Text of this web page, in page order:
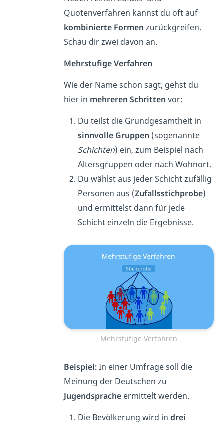
Quotenverfahren kannst du oft auf
kombinierte Formen zurückgreifen.
Schau dir zwei davon an.
Mehrstufige Verfahren
Wie der Name schon sagt, gehst du
hier in mehreren Schritten vor:
Du teilst die Grundgesamtheit in
sinnvolle Gruppen (sogenannte
Schichten) ein, zum Beispiel nach
Altersgruppen oder nach Wohnort.
Du wählst aus jeder Schicht zufällig
Personen aus (Zufallsstichprobe)
und ermittelst dann für jede
Schicht einzeln die Ergebnisse.
Mehrstufige Verfahren
Beispiel:In einer Umfrage soll die
Meinung der Deutschen zu
Jugendspracheermittelt werden.
Die Bevölkerung wird in drei